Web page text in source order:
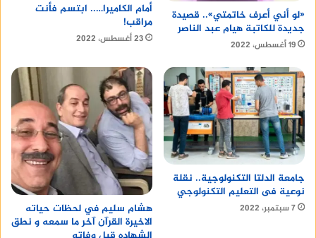
«لو أني أعرف خاتمتي».. قصيدة
جديدة للكاتبة هيام عبد الناصر
19 أغسطس، 2022
أمام الكاميرا….. ابتسم فأنت
مراقب!
23 أغسطس، 2022
جامعة الدلتا التكنولوجية.. نقلة
نوعية فى التعليم التكنولوجي
7 سبتمبر، 2022
هشام سليم في لحظات حياته
الاخيرة القرآن آخر ما سمعه و نطق